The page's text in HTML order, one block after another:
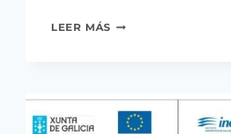
LEER MÁS AUDI
PINTURA
MÁS
EFICIENTE